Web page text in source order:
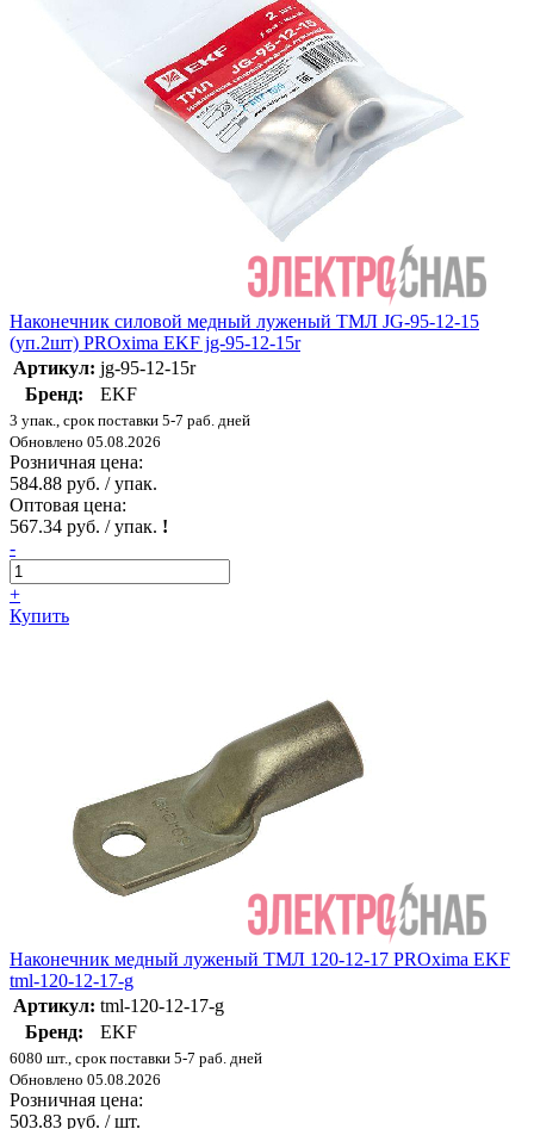
Наконечник силовой медный луженый ТМЛ JG-95-12-15
(уп.2шт) PROxima EKF jg-95-12-15r
Артикул: jg-95-12-15r
Бренд:
EKF
3 упак., срок поставки 5-7 раб. дней
Обновлено 05.08.2026
Розничная цена:
584.88 руб. / упак.
Оптовая цена:
567.34 руб. / упак. !
-
+
Купить
Наконечник медный луженый ТМЛ 120-12-17 PROxima EKF
tml-120-12-17-g
Артикул: tml-120-12-17-g
Бренд:
EKF
6080 шт., срок поставки 5-7 раб. дней
Обновлено 05.08.2026
Розничная цена:
503.83 руб. / шт.